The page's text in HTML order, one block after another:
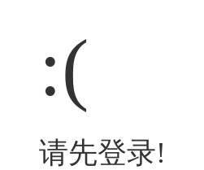
:(
请先登录!